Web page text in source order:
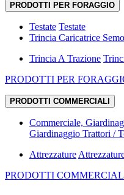
PRODOTTI PER FORAGGIO
Testate Testate
Trincia Caricatrice
Trincia A Trazione
PRODOTTI PER
PRODOTTI COMMERCIALI
Commerciale,
Giardinaggio Trattori /
Attrezzature
PRODOTTI